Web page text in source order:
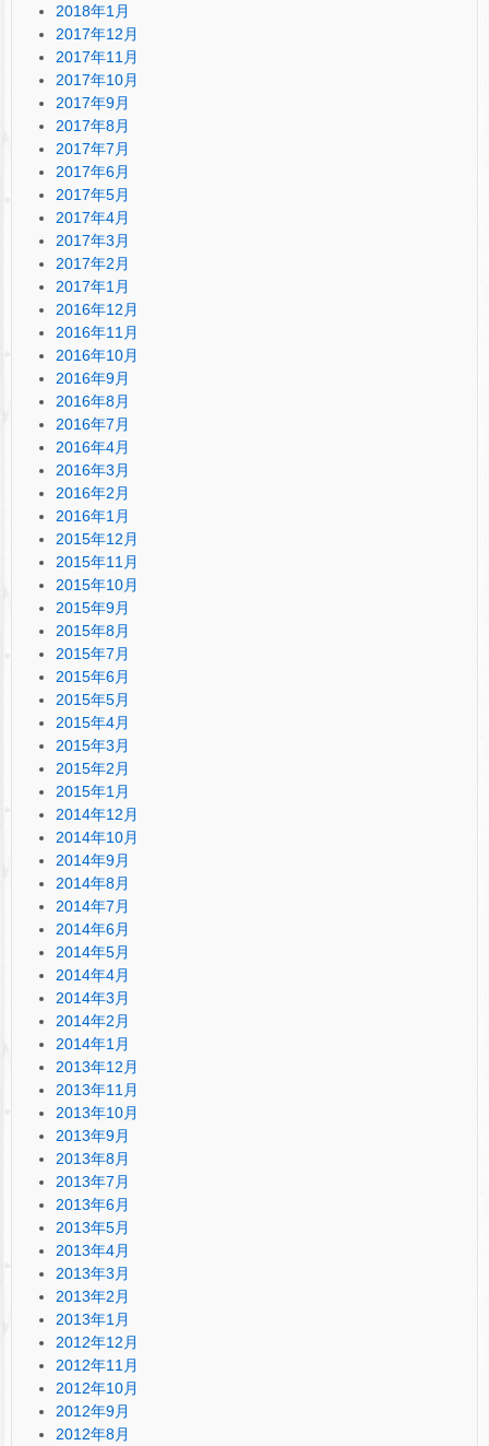
2018年1月
2017年12月
2017年11月
2017年10月
2017年9月
2017年8月
2017年7月
2017年6月
2017年5月
2017年4月
2017年3月
2017年2月
2017年1月
2016年12月
2016年11月
2016年10月
2016年9月
2016年8月
2016年7月
2016年4月
2016年3月
2016年2月
2016年1月
2015年12月
2015年11月
2015年10月
2015年9月
2015年8月
2015年7月
2015年6月
2015年5月
2015年4月
2015年3月
2015年2月
2015年1月
2014年12月
2014年10月
2014年9月
2014年8月
2014年7月
2014年6月
2014年5月
2014年4月
2014年3月
2014年2月
2014年1月
2013年12月
2013年11月
2013年10月
2013年9月
2013年8月
2013年7月
2013年6月
2013年5月
2013年4月
2013年3月
2013年2月
2013年1月
2012年12月
2012年11月
2012年10月
2012年9月
2012年8月